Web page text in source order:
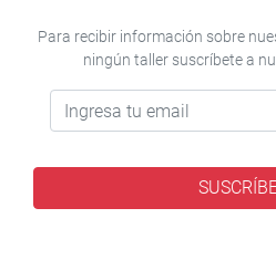
Para recibir información sobre
ningún taller suscríbete a